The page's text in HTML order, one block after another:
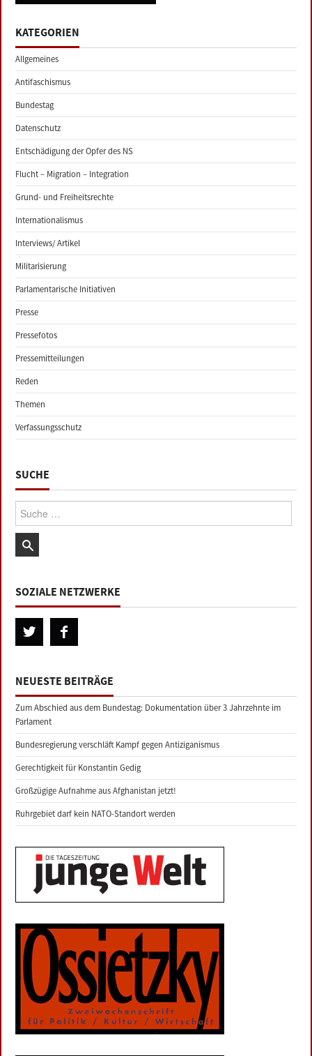
KATEGORIEN
Allgemeines
Antifaschismus
Bundestag
Datenschutz
Entschädigung der Opfer des NS
Flucht – Migration – Integration
Grund- und Freiheitsrechte
Internationalismus
Interviews/ Artikel
Militarisierung
Parlamentarische Initiativen
Presse
Pressefotos
Pressemitteilungen
Reden
Themen
Verfassungsschutz
SUCHE
Suche:
SOZIALE NETZWERKE
NEUESTE BEITRÄGE
Zum Abschied aus dem Bundestag: Dokumentation über 3 Jahrzehnte im
Parlament
Bundesregierung verschläft Kampf gegen Antiziganismus
Gerechtigkeit für Konstantin Gedig
Großzügige Aufnahme aus Afghanistan jetzt!
Ruhrgebiet darf kein NATO-Standort werden